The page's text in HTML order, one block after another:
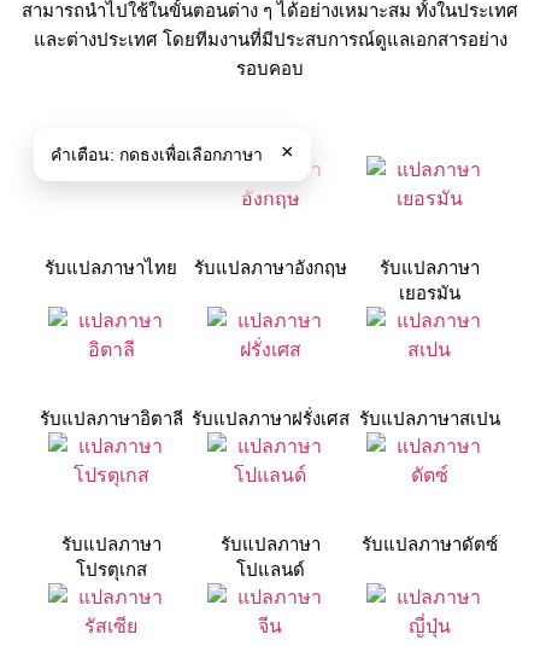
สามารถนำไปใช้ในขั้นตอนต่าง ๆ ได้อย่างเหมาะสม ทั้งในประเทศ
และต่างประเทศ โดยทีมงานที่มีประสบการณ์ดูแลเอกสารอย่าง
รอบคอบ
×
คำเตือน: กดธงเพื่อเลือกภาษา
รับแปลภาษาไทย รับแปลภาษาอังกฤษ
รับแปลภาษา
เยอรมัน
รับแปลภาษาอิตาลี รับแปลภาษาฝรั่งเศส รับแปลภาษาสเปน
รับแปลภาษา
โปรตุเกส
รับแปลภาษา
โปแลนด์
รับแปลภาษาดัตซ์